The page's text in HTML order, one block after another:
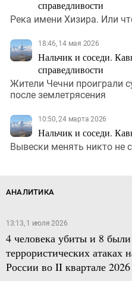
справедливости
Река имени Хизира. Или
18:46, 14 мая 2026
Нальчик и соседи.
справедливости
Жители Чечни проиграли
после землетрясения
10:50, 24 марта 2026
Нальчик и соседи.
Вывески менять никто не
АНАЛИТИКА
13:13, 1 июля 2026
4 человека убиты и 8
террористических атаках
России во II квартале 2026